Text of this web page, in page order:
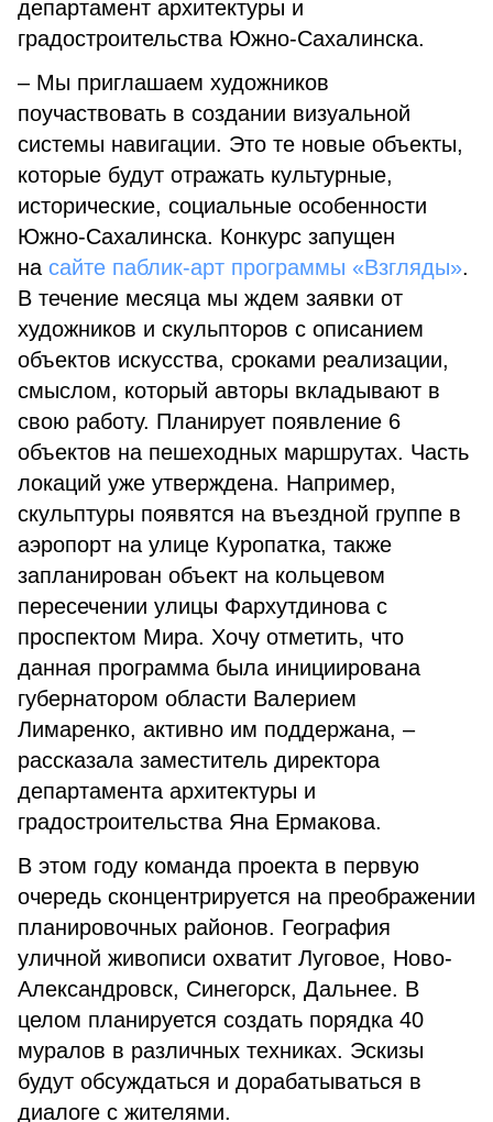
департамент архитектуры и
градостроительства Южно-Сахалинска.
– Мы приглашаем художников
поучаствовать в создании визуальной
системы навигации. Это те новые объекты,
которые будут отражать культурные,
исторические, социальные особенности
Южно-Сахалинска. Конкурс запущен
на сайте паблик-арт программы «Взгляды».
В течение месяца мы ждем заявки от
художников и скульпторов с описанием
объектов искусства, сроками реализации,
смыслом, который авторы вкладывают в
свою работу. Планирует появление 6
объектов на пешеходных маршрутах. Часть
локаций уже утверждена. Например,
скульптуры появятся на въездной группе в
аэропорт на улице Куропатка, также
запланирован объект на кольцевом
пересечении улицы Фархутдинова с
проспектом Мира. Хочу отметить, что
данная программа была инициирована
губернатором области Валерием
Лимаренко, активно им поддержана, –
рассказала заместитель директора
департамента архитектуры и
градостроительства Яна Ермакова.
В этом году команда проекта в первую
очередь сконцентрируется на преображении
планировочных районов. География
уличной живописи охватит Луговое, Ново-
Александровск, Синегорск, Дальнее. В
целом планируется создать порядка 40
муралов в различных техниках. Эскизы
будут обсуждаться и дорабатываться в
диалоге с жителями.